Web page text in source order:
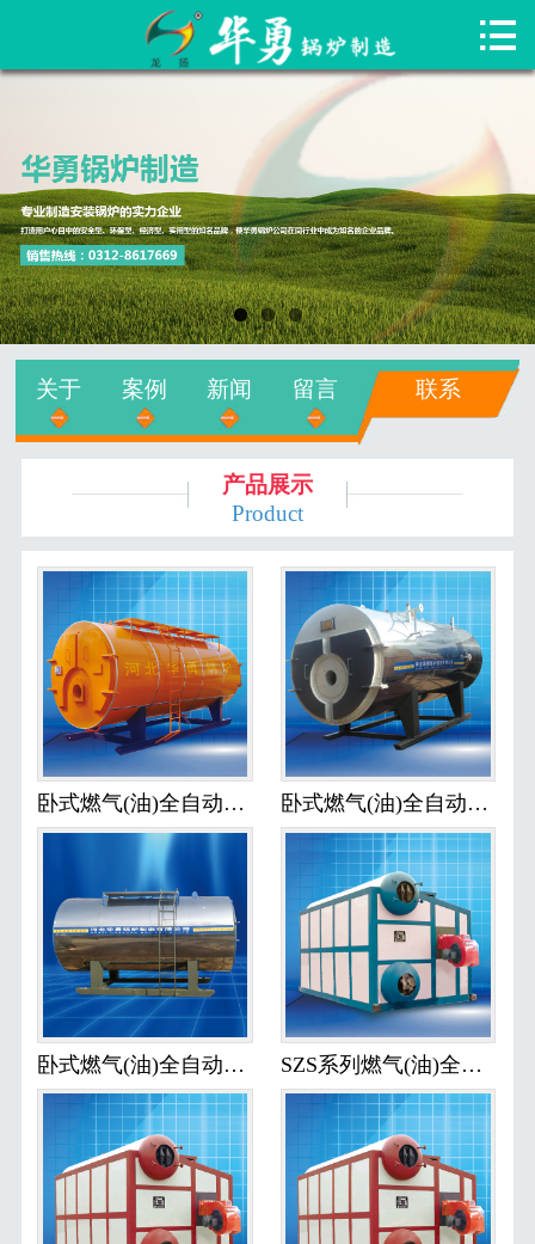
关于华勇
产品专区
服务与配件
工程案例
在线留言
联系我们

关于 案例 新闻 留言 联系
产品展示
Product
卧式燃气(油)全自动承压热水锅炉 卧式燃气(油)全自动蒸汽锅炉I
卧式燃气(油)全自动常压热水锅炉 SZS系列燃气(油)全自动蒸汽锅炉